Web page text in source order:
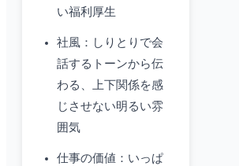
い福利厚生
社風：しりとりで会
話するトーンから伝
わる、上下関係を感
じさせない明るい雰
囲気
仕事の価値：いっぱ